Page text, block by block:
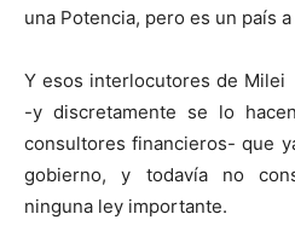
una Potencia, pero es un país
Y esos interlocutores de
-y discretamente se lo
consultores financieros- que
gobierno, y todavía no
ninguna ley importante.